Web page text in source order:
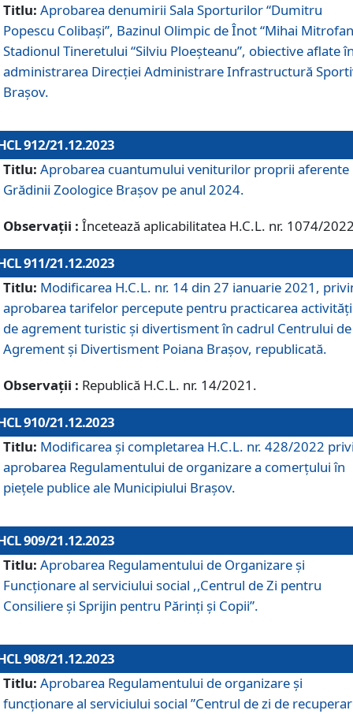
Titlu: Aprobarea denumirii Sala Sporturilor “Dumitru
Popescu Colibași”, Bazinul Olimpic de Înot “Mihai
Stadionul Tineretului “Silviu Ploeșteanu”, obiective aflate
administrarea Direcției Administrare Infrastructură
Brașov.
912/21.12.2023
Titlu: Aprobarea cuantumului veniturilor proprii aferente
Grădinii Zoologice Braşov pe anul 2024.
Observații : Încetează aplicabilitatea H.C.L. nr. 1074/
911/21.12.2023
Titlu: Modificarea H.C.L. nr. 14 din 27 ianuarie 2021,
aprobarea tarifelor percepute pentru practicarea
de agrement turistic și divertisment în cadrul Centrului de
Agrement și Divertisment Poiana Brașov, republicată.
Observații : Republică H.C.L. nr. 14/2021.
910/21.12.2023
Titlu: Modificarea și completarea H.C.L. nr. 428/2022
aprobarea Regulamentului de organizare a comerțului în
piețele publice ale Municipiului Braşov.
909/21.12.2023
Titlu: Aprobarea Regulamentului de Organizare și
Funcționare al serviciului social ,,Centrul de Zi pentru
Consiliere şi Sprijin pentru Părinţi şi Copii”.
908/21.12.2023
Titlu: Aprobarea Regulamentului de organizare şi
funcţionare al serviciului social ”Centrul de zi de